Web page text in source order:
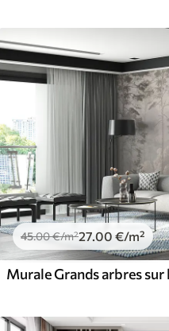
45.00€/m²27.00 €/m²